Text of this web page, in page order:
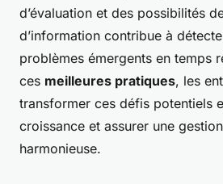
d’évaluation et des possibilités
d’information contribue à
problèmes émergents en temps
ces meilleures pratiques, les
transformer ces défis potentiels
croissance et assurer une
harmonieuse.